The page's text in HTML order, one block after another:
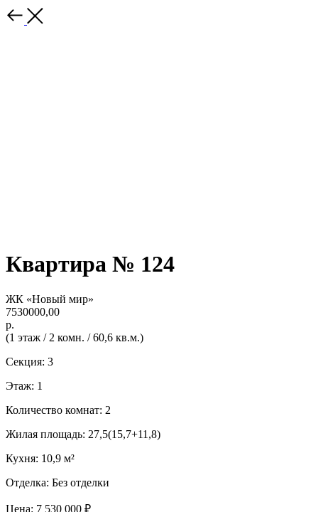
Квартира № 124
ЖК «Новый мир»
7530000,00
р.
(1 этаж / 2 комн. / 60,6 кв.м.)
Секция: 3
Этаж: 1
Количество комнат: 2
Жилая площадь: 27,5(15,7+11,8)
Кухня: 10,9 м²
Отделка: Без отделки
Цена: 7 530 000 ₽